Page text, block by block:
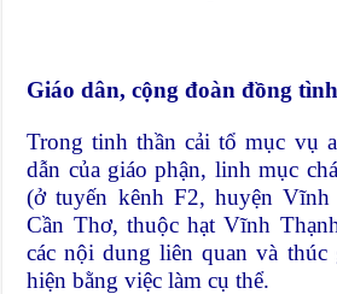
Giáo dân, cộng đoàn đồng
Trong tinh thần cải tổ mục vụ
dẫn của giáo phận, linh mục
(ở tuyến kênh F2, huyện Vĩnh
Cần Thơ, thuộc hạt Vĩnh
các nội dung liên quan và thúc
hiện bằng việc làm cụ thể.